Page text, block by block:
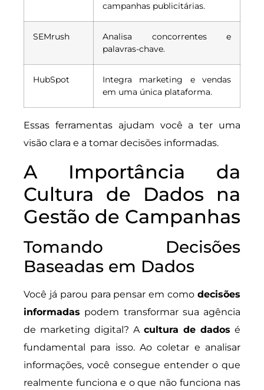
campanhas publicitárias.
SEMrush
Analisa concorrentes e
palavras-chave.
HubSpot
Integra marketing e vendas
em uma única plataforma.
Essas ferramentas ajudam você a ter uma
visão clara e a tomar decisões informadas.
A Importância da
Cultura de Dados na
Gestão de Campanhas
Tomando Decisões
Baseadas em Dados
Você já parou para pensar em como decisões
informadas podem transformar sua agência
de marketing digital? A cultura de dados é
fundamental para isso. Ao coletar e analisar
informações, você consegue entender o que
realmente funciona e o que não funciona nas